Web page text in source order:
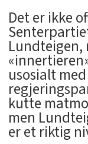
Det er ikke
Lundteigen,
usosialt
kutte
men
er et riktig